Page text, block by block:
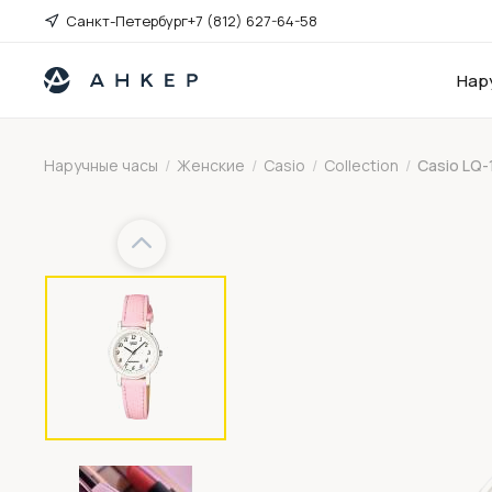
Санкт-Петербург+7 (812) 627-64-58
Наручные часы / Женские / Casio / Collection / Casio
Previous